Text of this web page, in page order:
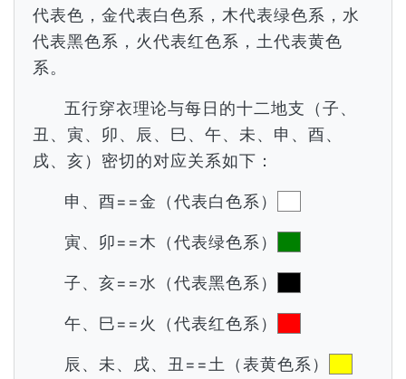
代表色，金代表白色系，木代表绿色系，水
代表黑色系，火代表红色系，土代表黄色
系。
五行穿衣理论与每日的十二地支（子、
丑、寅、卯、辰、巳、午、未、申、酉、
戌、亥）密切的对应关系如下：
申、酉==金（代表白色系）
寅、卯==木（代表绿色系）
子、亥==水（代表黑色系）
午、巳==火（代表红色系）
辰、未、戌、丑==土（表黄色系）